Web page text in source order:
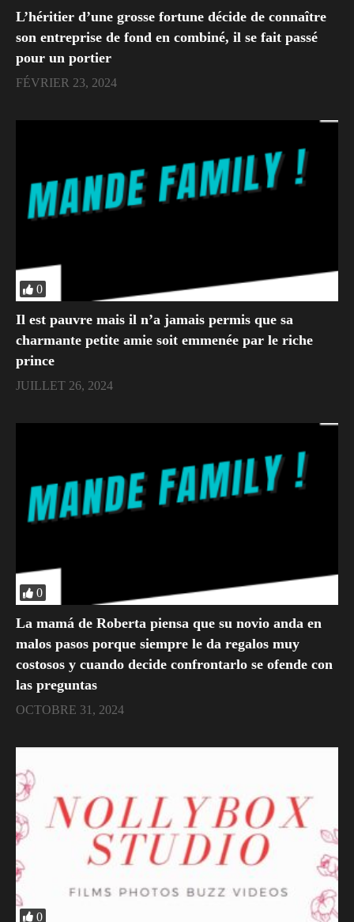
L’héritier d’une grosse fortune décide de connaître
son entreprise de fond en combiné, il se fait passé
pour un portier
FÉVRIER 23, 2024
0
Il est pauvre mais il n’a jamais permis que sa
charmante petite amie soit emmenée par le riche
prince
JUILLET 26, 2024
0
La mamá de Roberta piensa que su novio anda en
malos pasos porque siempre le da regalos muy
costosos y cuando decide confrontarlo se ofende con
las preguntas
OCTOBRE 31, 2024
0